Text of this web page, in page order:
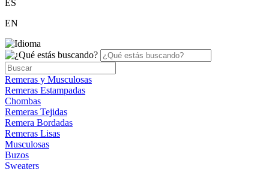
ES
EN
Remeras y Musculosas
Remeras Estampadas
Chombas
Remeras Tejidas
Remera Bordadas
Remeras Lisas
Musculosas
Buzos
Sweaters